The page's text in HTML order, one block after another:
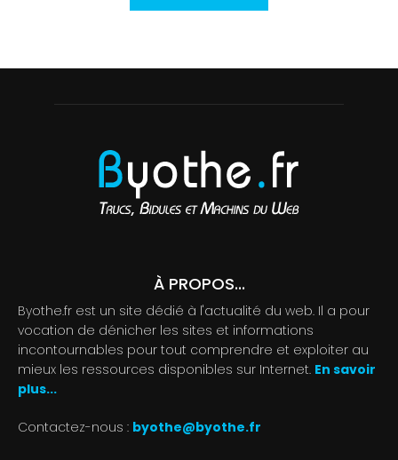
À PROPOS...
Byothe.fr est un site dédié à l'actualité du web. Il a pour
vocation de dénicher les sites et informations
incontournables pour tout comprendre et exploiter au
mieux les ressources disponibles sur Internet. En savoir
plus...
Contactez-nous : byothe@byothe.fr